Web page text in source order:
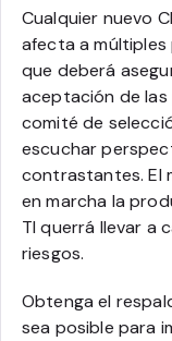
Cualquier nuevo
afecta a
que deberá
aceptación de las
comité de
escuchar
contrastantes. El
en marcha la
TI querrá llevar a
riesgos.
Obtenga el
sea posible para